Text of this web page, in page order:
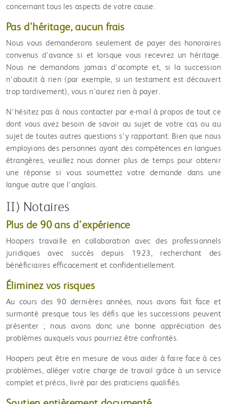
concernant tous les aspects de votre cause.
Pas d'héritage, aucun frais
Nous vous demanderons seulement de payer des honoraires
convenus d’avance si et lorsque vous recevrez un héritage.
Nous ne demandons jamais d'acompte et, si la succession
n'aboutit à rien (par exemple, si un testament est découvert
trop tardivement), vous n’aurez rien à payer.
N'hésitez pasà nous contacter par e-mail à propos de tout ce
dont vous avez besoin de savoir au sujet de votre cas ou au
sujet de toutes autres questions s’y rapportant. Bien que nous
employions des personnes ayant des compétences en langues
étrangères, veuillez nous donner plus de temps pour obtenir
une réponse si vous soumettez votre demande dans une
langue autre que l'anglais.
II) Notaires
Plus de 90 ans d'expérience
Hoopers travaille en collaboration avec des professionnels
juridiques avec succès depuis 1923, recherchant des
bénéficiaires efficacement et confidentiellement.
Éliminez vos risques
Au cours des 90 dernières années, nous avons fait face et
surmonté presque tous les défis que les successions peuvent
présenter ; nous avons donc une bonne appréciation des
problèmes auxquels vous pourriez être confrontés.
Hoopers peut être en mesure de vous aider à faire face à ces
problèmes, alléger votre charge de travail grâce à un service
complet et précis, livré par des praticiens qualifiés.